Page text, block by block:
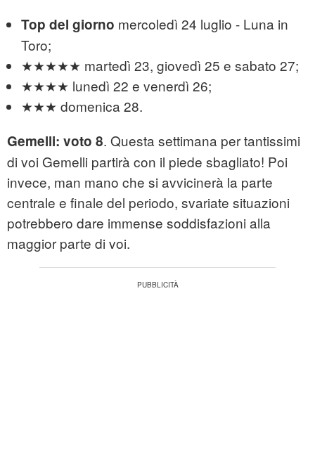
Top del giorno mercoledì 24 luglio - Luna in
Toro;
★★★★★ martedì 23, giovedì 25 e sabato 27;
★★★★ lunedì 22 e venerdì 26;
★★★ domenica 28.
Gemelli: voto 8. Questa settimana per tantissimi
di voi Gemelli partirà con il piede sbagliato! Poi
invece, man mano che si avvicinerà la parte
centrale e finale del periodo, svariate situazioni
potrebbero dare immense soddisfazioni alla
maggior parte di voi.